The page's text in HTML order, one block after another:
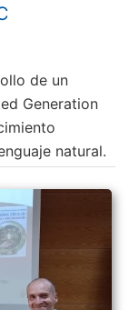
de un
Generation
natural.